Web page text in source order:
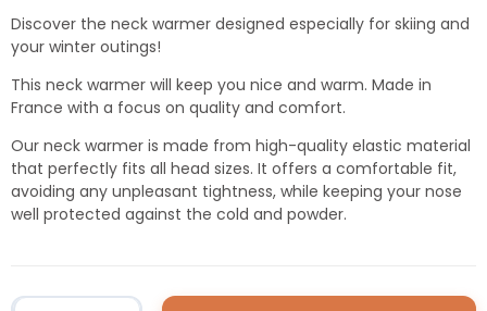
Discover the neck warmer designed especially for skiing and
your winter outings!
This neck warmer will keep you nice and warm. Made in
France with a focus on quality and comfort.
Our neck warmer is made from high-quality elastic material
that perfectly fits all head sizes. It offers a comfortable fit,
avoiding any unpleasant tightness, while keeping your nose
well protected against the cold and powder.